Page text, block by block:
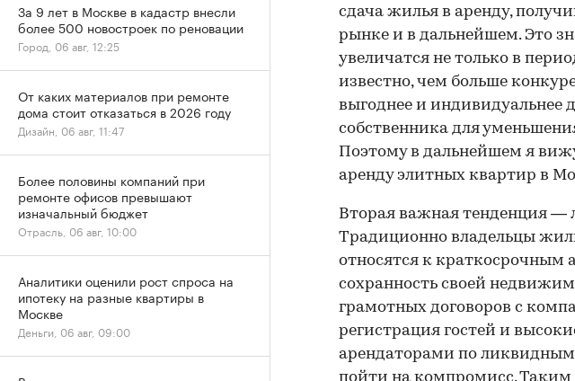
сдача жилья в аренду,
рынке и в дальнейшем. Это
увеличатся не только в
известно, чем больше
выгоднее и индивидуальнее
собственника для
Поэтому в дальнейшем я
аренду элитных квартир в
Вторая важная тенденция —
Традиционно владельцы
относятся к краткосрочным
сохранность своей
грамотных договоров с
регистрация гостей и
арендаторами по ликвидным
За 9 лет в Москве в кадастр внесли
более 500 новостроек по реновации
Город, 06 авг, 12:25
От каких материалов при ремонте
дома стоит отказаться в 2026 году
Дизайн, 06 авг, 11:47
Более половины компаний при
ремонте офисов превышают
изначальный бюджет
Отрасль, 06 авг, 10:00
Аналитики оценили рост спроса на
ипотеку на разные квартиры в
Москве
Деньги, 06 авг, 09:00